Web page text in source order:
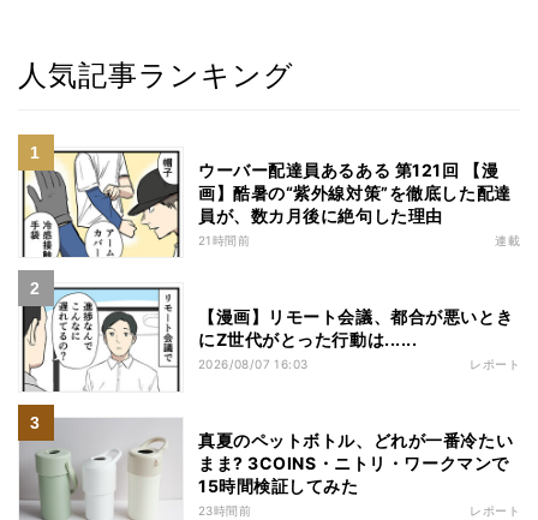
人気記事ランキング
ウーバー配達員あるある 第121回 【漫
画】酷暑の“紫外線対策”を徹底した配達
員が、数カ月後に絶句した理由
21時間前 連載
【漫画】リモート会議、都合が悪いとき
にZ世代がとった行動は......
2026/08/07 16:03 レポート
真夏のペットボトル、どれが一番冷たい
まま? 3COINS・ニトリ・ワークマンで
15時間検証してみた
23時間前 レポート